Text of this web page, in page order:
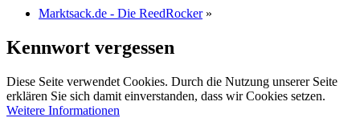
Marktsack.de - Die ReedRocker »
Kennwort vergessen
Diese Seite verwendet Cookies. Durch die Nutzung unserer Seite
erklären Sie sich damit einverstanden, dass wir Cookies setzen.
Weitere Informationen